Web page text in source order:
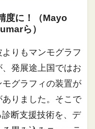
度に！（Mayo
ら）
りもマンモグラフ
発展途上国ではお
グラフィの装置が
りました。そこで
断支援技術を、デ